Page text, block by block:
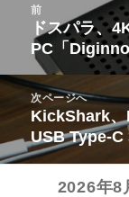
ビ
シ
前
前
の
投
稿:
ドスパラ、
PC「
次ページへ
次
の
投
KickShark、
USB Type-C
2026年8